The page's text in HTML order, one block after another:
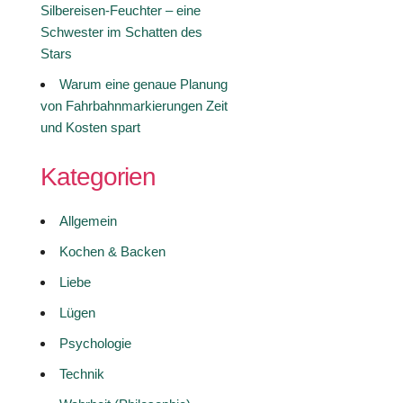
Silbereisen-Feuchter – eine
Schwester im Schatten des
Stars
Warum eine genaue Planung
von Fahrbahnmarkierungen Zeit
und Kosten spart
Kategorien
Allgemein
Kochen & Backen
Liebe
Lügen
Psychologie
Technik